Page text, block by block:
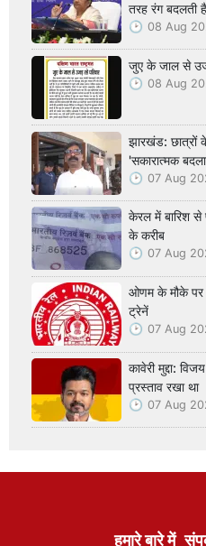
तरह रंग बदलती
08 Aug
जुए के जाल से
08 Aug
झारखंड: छात्रों
'सकारात्मक
07 Aug
केरल में बारिश
के करीब
07 Aug
ओणम के मौके पर
ट्रेनें
07 Aug
कावेरी मुद्दा:
प्रस्ताव रखा था
07 Aug
हमारे बारे में